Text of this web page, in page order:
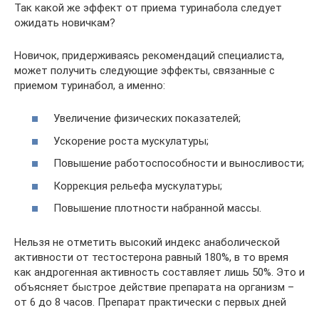
Так какой же эффект от приема туринабола следует
ожидать новичкам?
Новичок, придерживаясь рекомендаций специалиста,
может получить следующие эффекты, связанные с
приемом туринабол, а именно:
Увеличение физических показателей;
Ускорение роста мускулатуры;
Повышение работоспособности и выносливости;
Коррекция рельефа мускулатуры;
Повышение плотности набранной массы.
Нельзя не отметить высокий индекс анаболической
активности от тестостерона равный 180%, в то время
как андрогенная активность составляет лишь 50%. Это и
объясняет быстрое действие препарата на организм –
от 6 до 8 часов. Препарат практически с первых дней